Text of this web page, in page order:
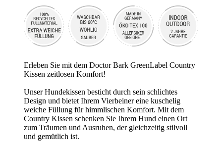
Erleben Sie mit dem Doctor Bark GreenLabel Country
Kissen zeitlosen Komfort!
Unser Hundekissen besticht durch sein schlichtes
Design und bietet Ihrem Vierbeiner eine kuschelig
weiche Füllung für himmlischen Komfort. Mit dem
Country Kissen schenken Sie Ihrem Hund einen Ort
zum Träumen und Ausruhen, der gleichzeitig stilvoll
und gemütlich ist.